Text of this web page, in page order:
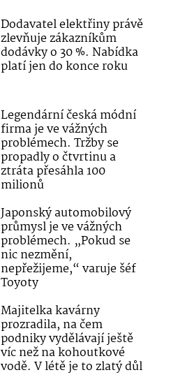
Dodavatel elektřiny právě
zlevňuje zákazníkům
dodávky o 30 %. Nabídka
platí jen do konce roku
Legendární česká módní
firma je ve vážných
problémech. Tržby se
propadly o čtvrtinu a
ztráta přesáhla 100
milionů
Japonský automobilový
průmysl je ve vážných
problémech. „Pokud se
nic nezmění,
nepřežijeme,“ varuje šéf
Toyoty
Majitelka kavárny
prozradila, na čem
podniky vydělávají ještě
víc než na kohoutkové
vodě. V létě je to zlatý důl